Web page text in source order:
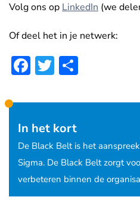
Volg ons op LinkedIn (we
Of deel het in je netwerk:
Facebook
Twitter
In het kort
De Black Belt is het
Sigma. De Black Belt zorgt
verbeteren binnen de